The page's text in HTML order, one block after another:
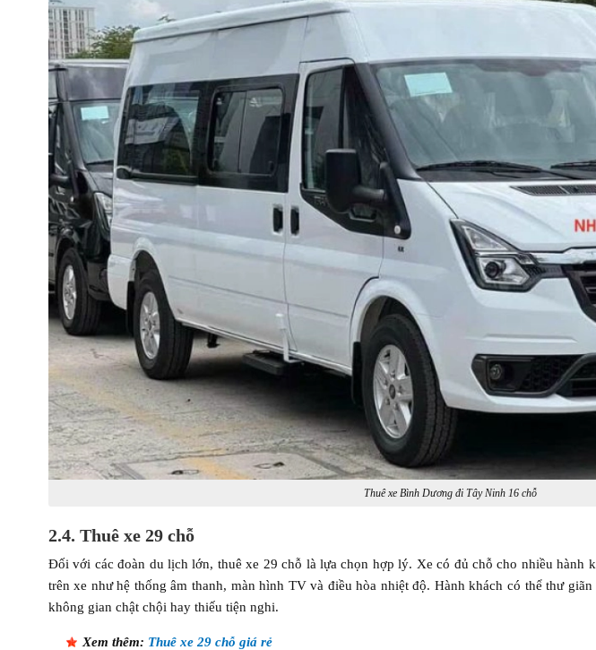
Thuê xe Bình Dương đi Tây Ninh 16 chỗ
2.4. Thuê xe 29 chỗ
Đối với các đoàn du lịch lớn, thuê xe 29 chỗ là lựa chọn hợp lý. Xe có đủ chỗ cho nhiều hành
trên xe như hệ thống âm thanh, màn hình TV và điều hòa nhiệt độ. Hành khách có thể thư
không gian chật chội hay thiếu tiện nghi.
Xem thêm: Thuê xe 29 chỗ giá rẻ